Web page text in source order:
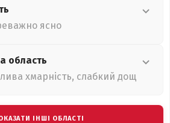
ясно
область
хмарність, слабкий дощ
ІНШІ ОБЛАСТІ